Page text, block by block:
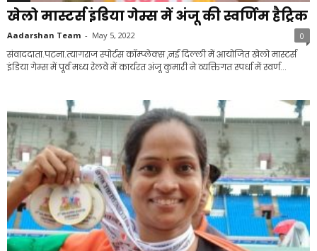
खेलो मास्टर्स इंडिया गेम्स में अंजू की स्वर्णिम हैट्रिक
Aadarshan Team - May 5, 2022 0
संवाददाता.पटना.त्यागराज स्पोर्टस कॉम्प्लेक्स ,नई दिल्ली में आयोजित खेलो मास्टर्स
इंडिया गेम्स में पूर्व मध्य रेलवे में कार्यरत अंजू कुमारी ने व्यक्तिगत स्पर्धा में स्वर्ण...